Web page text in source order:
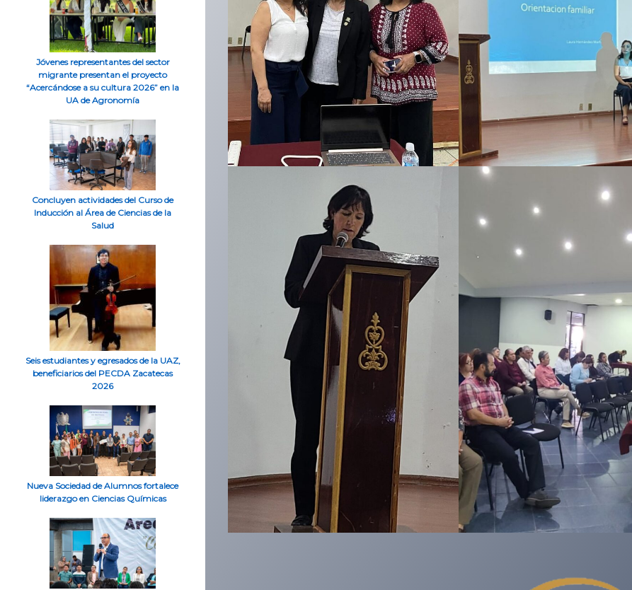
Jóvenes representantes del sector
migrante presentan el proyecto
“Acercándose a su cultura 2026” en la
UA de Agronomía
Concluyen actividades del Curso de
Inducción al Área de Ciencias de la
Salud
Seis estudiantes y egresados de la UAZ,
beneficiarios del PECDA Zacatecas
2026
Nueva Sociedad de Alumnos fortalece
liderazgo en Ciencias Químicas